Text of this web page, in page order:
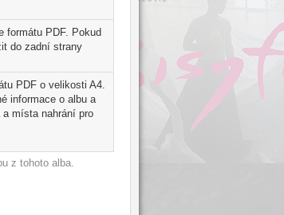
formátu PDF. Pokud
do zadní strany
PDF o velikosti A4.
informace o albu a
místa nahrání pro
z tohoto alba.